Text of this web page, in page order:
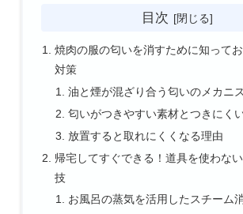
目次
焼肉の服の匂いを消すために知って
対策
油と煙が混ざり合う匂いのメカニ
匂いがつきやすい素材とつきにく
放置すると取れにくくなる理由
帰宅してすぐできる！道具を使わな
技
お風呂の蒸気を活用したスチーム